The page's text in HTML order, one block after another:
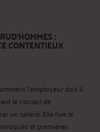
:
CONTENTIEUX
l’employeur doit il
le conseil de
un salarié. Elle fixe le
et premières